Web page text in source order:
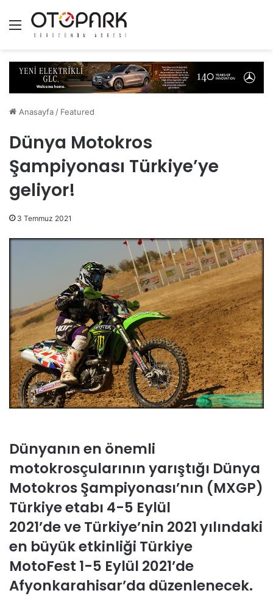
Menü
Anasayfa / Featured
Dünya Motokros
Şampiyonası Türkiye’ye
geliyor!
3 Temmuz 2021
Dünyanın en önemli
motokrosçularının yarıştığı Dünya
Motokros Şampiyonası’nın (MXGP)
Türkiye etabı 4-5 Eylül
2021’deveTürkiye’nin 2021 yılındaki
en büyük etkinliği Türkiye
MotoFest 1-5 Eylül 2021’de
Afyonkarahisar’da düzenlenecek.